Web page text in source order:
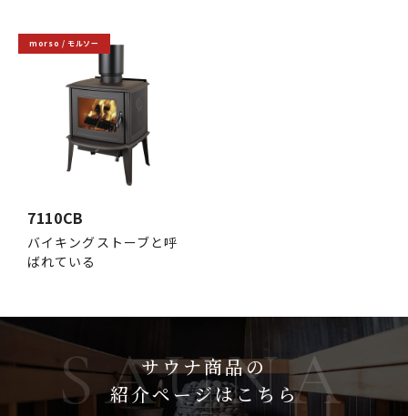
morso / モルソー
7110CB
バイキングストーブと呼
ばれている
サウナ商品の
紹介ページはこちら